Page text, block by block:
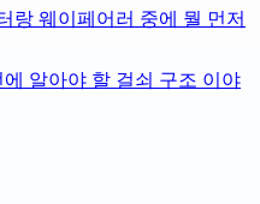
랑 웨이페어러 중에 뭘 먼저
알아야 할 걸쇠 구조 이야